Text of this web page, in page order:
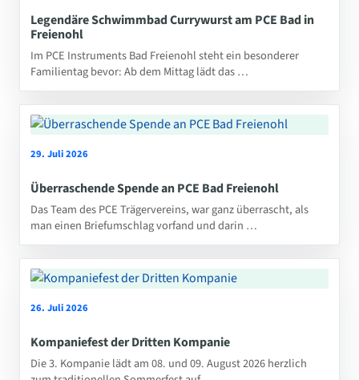
Legendäre Schwimmbad Currywurst am PCE Bad in
Freienohl
Im PCE Instruments Bad Freienohl steht ein besonderer
Familientag bevor: Ab dem Mittag lädt das …
29. Juli 2026
Überraschende Spende an PCE Bad Freienohl
Das Team des PCE Trägervereins, war ganz überrascht, als
man einen Briefumschlag vorfand und darin …
26. Juli 2026
Kompaniefest der Dritten Kompanie
Die 3. Kompanie lädt am 08. und 09. August 2026 herzlich